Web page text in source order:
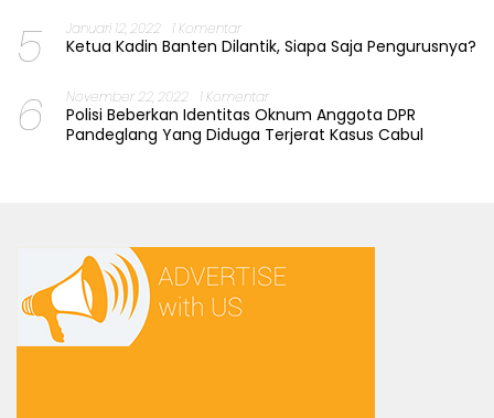
5 Januari 12, 2022 1 Komentar
Ketua Kadin Banten Dilantik, Siapa Saja Pengurusnya?
6 November 22, 2022 1 Komentar
Polisi Beberkan Identitas Oknum Anggota DPR
Pandeglang Yang Diduga Terjerat Kasus Cabul